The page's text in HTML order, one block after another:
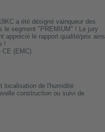
a été désigné vainqueur des
le segment "PREMIUM" ! Le jury
apprécié le rapport qualité/prix
!
CE (EMC)
localisation de l'humidité
construction ou suivi de